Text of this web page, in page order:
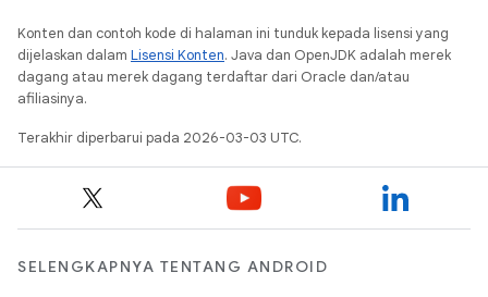
Konten dan contoh kode di halaman ini tunduk kepada lisensi yang
dijelaskan dalam Lisensi Konten. Java dan OpenJDK adalah merek
dagang atau merek dagang terdaftar dari Oracle dan/atau
afiliasinya.
Terakhir diperbarui pada 2026-03-03 UTC.
SELENGKAPNYA TENTANG ANDROID